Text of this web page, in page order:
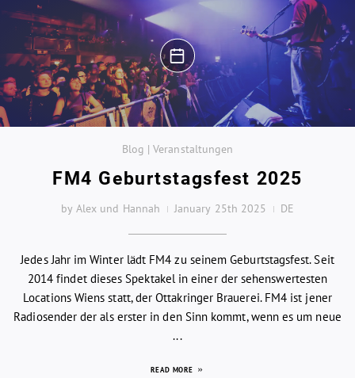
Blog | Veranstaltungen
FM4 Geburtstagsfest 2025
by Alex und Hannah January 25th 2025 DE
Jedes Jahr im Winter lädt FM4 zu seinem Geburtstagsfest. Seit
2014 findet dieses Spektakel in einer der sehenswertesten
Locations Wiens statt, der Ottakringer Brauerei. FM4 ist jener
Radiosender der als erster in den Sinn kommt, wenn es um neue
...
READ MORE